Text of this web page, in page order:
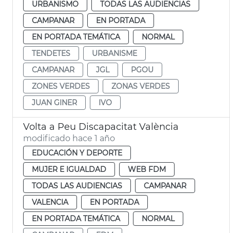
URBANISMO
TODAS LAS AUDIENCIAS
CAMPANAR
EN PORTADA
EN PORTADA TEMÁTICA
NORMAL
TENDETES
URBANISME
CAMPANAR
JGL
PGOU
ZONES VERDES
ZONAS VERDES
JUAN GINER
IVO
Volta a Peu Discapacitat València
modificado hace 1 año
EDUCACIÓN Y DEPORTE
MUJER E IGUALDAD
WEB FDM
TODAS LAS AUDIENCIAS
CAMPANAR
VALENCIA
EN PORTADA
EN PORTADA TEMÁTICA
NORMAL